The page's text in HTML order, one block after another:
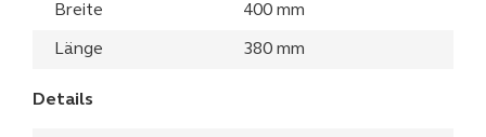
Breite 400 mm
Länge 380 mm
Details